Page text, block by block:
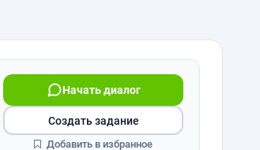
Начать диалог
Создать задание
Добавить в избранное